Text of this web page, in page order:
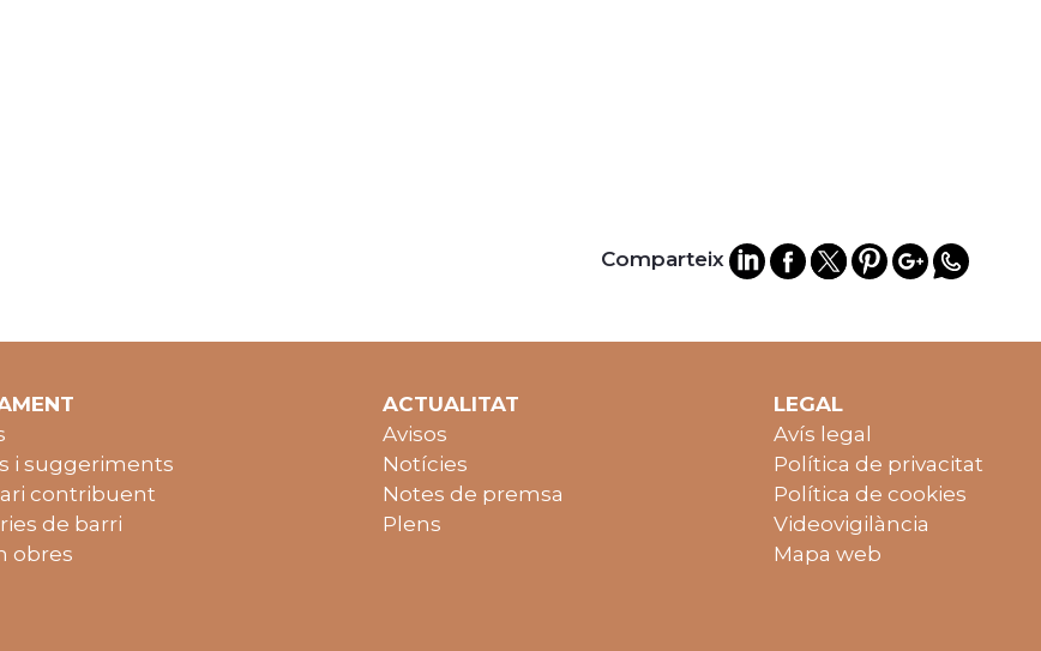
Comparteix
i suggeriments
contribuent
de barri
obres
ACTUALITAT
Avisos
Notícies
Notes de premsa
Plens
LEGAL
Avís legal
Política de privacitat
Política de cookies
Videovigilància
Mapa web